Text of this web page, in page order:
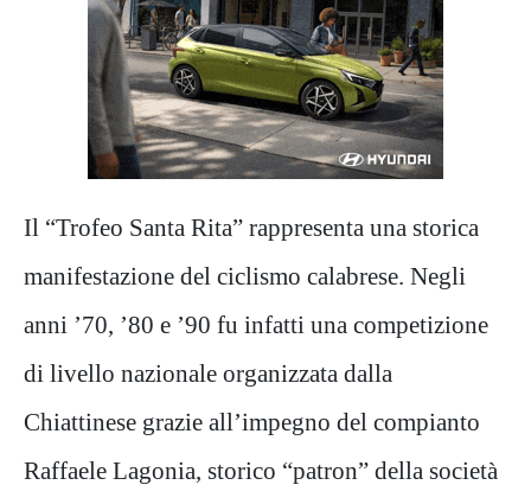
Il “Trofeo Santa Rita” rappresenta una storica
manifestazione del ciclismo calabrese. Negli
anni ’70, ’80 e ’90 fu infatti una competizione
di livello nazionale organizzata dalla
Chiattinese grazie all’impegno del compianto
Raffaele Lagonia, storico “patron” della società